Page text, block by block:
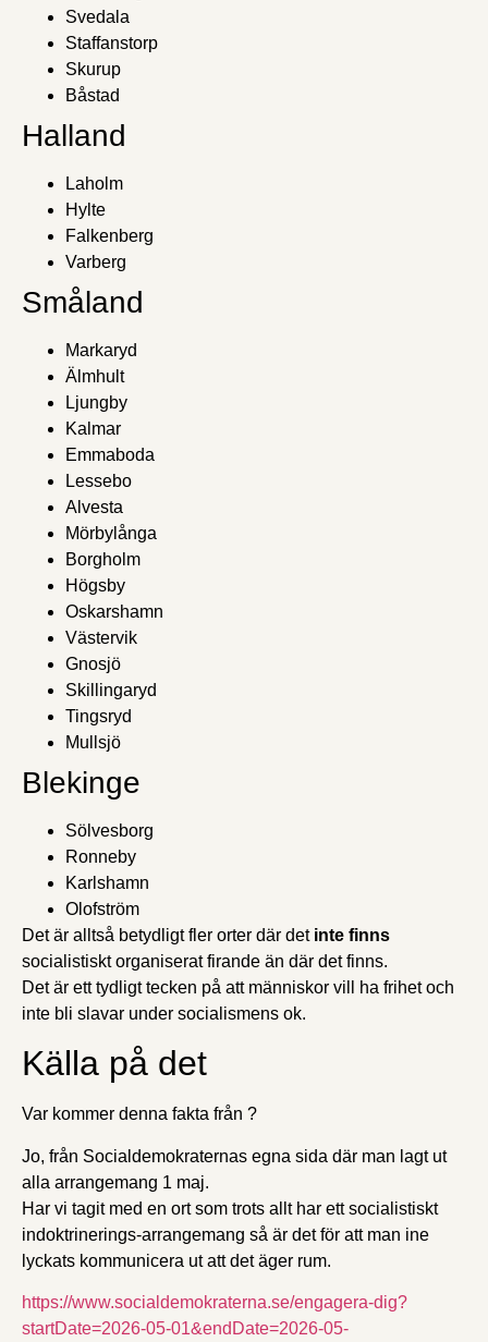
Svedala
Staffanstorp
Skurup
Båstad
Halland
Laholm
Hylte
Falkenberg
Varberg
Småland
Markaryd
Älmhult
Ljungby
Kalmar
Emmaboda
Lessebo
Alvesta
Mörbylånga
Borgholm
Högsby
Oskarshamn
Västervik
Gnosjö
Skillingaryd
Tingsryd
Mullsjö
Blekinge
Sölvesborg
Ronneby
Karlshamn
Olofström
Det är alltså betydligt fler orter där det inte finns
socialistiskt organiserat firande än där det finns.
Det är ett tydligt tecken på att människor vill ha frihet och
inte bli slavar under socialismens ok.
Källa på det
Var kommer denna fakta från ?
Jo, från Socialdemokraternas egna sida där man lagt ut
alla arrangemang 1 maj.
Har vi tagit med en ort som trots allt har ett socialistiskt
indoktrinerings-arrangemang så är det för att man ine
lyckats kommunicera ut att det äger rum.
https://www.socialdemokraterna.se/engagera-dig?
startDate=2026-05-01&endDate=2026-05-